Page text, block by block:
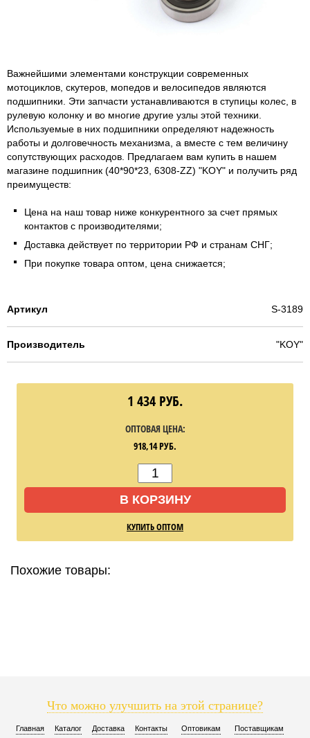
Важнейшими элементами конструкции современных
мотоциклов, скутеров, мопедов и велосипедов являются
подшипники. Эти запчасти устанавливаются в ступицы колес, в
рулевую колонку и во многие другие узлы этой техники.
Используемые в них подшипники определяют надежность
работы и долговечность механизма, а вместе с тем величину
сопутствующих расходов. Предлагаем вам купить в нашем
магазине подшипник (40*90*23, 6308-ZZ) "KOY" и получить ряд
преимуществ:
Цена на наш товар ниже конкурентного за счет прямых
контактов с производителями;
Доставка действует по территории РФ и странам СНГ;
При покупке товара оптом, цена снижается;
Артикул S-3189
Производитель "KOY"
1 434 РУБ.
ОПТОВАЯ ЦЕНА:
918,14РУБ.
В КОРЗИНУ
КУПИТЬ ОПТОМ
Похожие товары:
Что можно улучшить на этой странице?
Главная Каталог Доставка Контакты Оптовикам Поставщикам